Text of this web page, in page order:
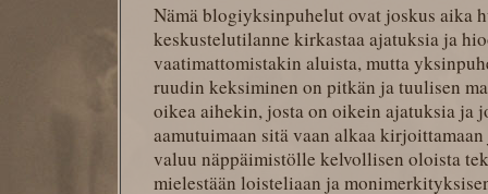
Nämä blogiyksinpuhelut ovat joskus aika
keskustelutilanne kirkastaa ajatuksia ja
vaatimattomistakin aluista, mutta
ruudin keksiminen on pitkän ja tuulisen
oikea aihekin, josta on oikein ajatuksia ja
aamutuimaan sitä vaan alkaa
valuu näppäimistölle kelvollisen oloista
mielestään loisteliaan ja